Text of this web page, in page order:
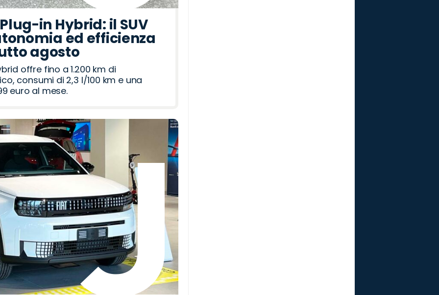
in Hybrid: il SUV
ed efficienza
agosto
offre fino a 1.200 km di
consumi di 2,3 l/100 km e una
euro al mese.